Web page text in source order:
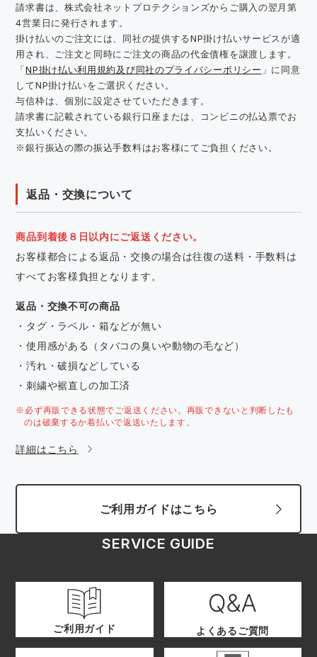
請求書は、株式会社ネットプロテクションズからご購入の翌月第
4営業日に発行されます。
掛け払いのご注文には、同社の提供するNP掛け払いサービスが適
用され、ご注文と同時にご注文の商品の代金債権を譲渡します。
「NP掛け払い利用規約及び同社のプライバシーポリシー 」に同意
してNP掛け払いをご選択ください。
与信枠は、個別に設定させていただきます。
請求書に記載されている銀行口座または、コンビニの払込票でお
支払いください。
※銀行振込の際の振込手数料はお客様にてご負担ください。
返品・交換について
商品到着後８日以内にご返送ください。
お客様都合による返品・交換の場合は往復の送料・手数料は
すべてお客様負担となります。
返品・交換不可の商品
・タグ・ラベル・箱などが無い
・使用感がある（タバコの臭いや動物の毛など）
・汚れ・破損などしている
・刺繍や裾直しの加工済
※必ず再販できる状態でご返送ください。再販できないと判断したも
のは破棄するか着払いで返送いたします。
詳細はこちら
ご利用ガイドはこちら
SERVICE GUIDE
ご利用ガイド よくあるご質問